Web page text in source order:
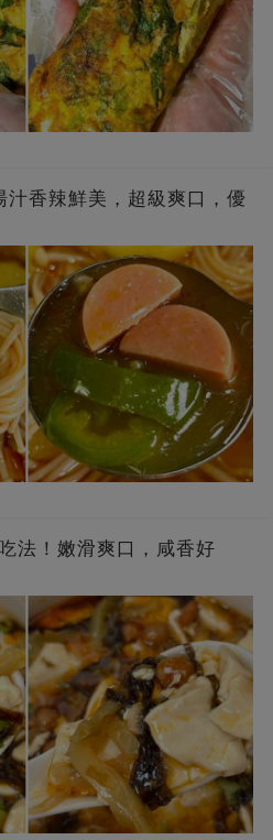
汁香辣鮮美，超級爽口，優
法！嫩滑爽口，咸香好